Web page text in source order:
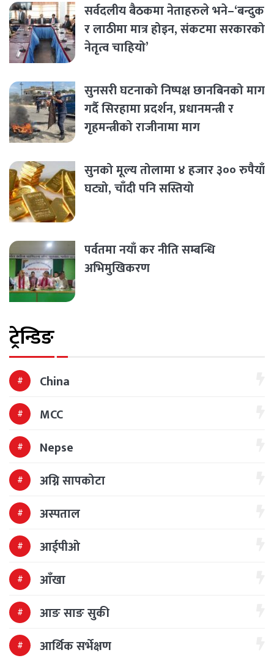
सर्वदलीय बैठकमा नेताहरुले भने–‘बन्दुक
र लाठीमा मात्र होइन, संकटमा सरकारको
नेतृत्व चाहियो’
सुनसरी घटनाको निष्पक्ष छानबिनको माग
गर्दै सिरहामा प्रदर्शन, प्रधानमन्त्री र
गृहमन्त्रीको राजीनामा माग
सुनको मूल्य तोलामा ४ हजार ३०० रुपैयाँ
घट्यो, चाँदी पनि सस्तियो
पर्वतमा नयाँ कर नीति सम्बन्धि
अभिमुखिकरण
ट्रेन्डिङ
China
MCC
Nepse
अग्नि सापकोटा
अस्पताल
आईपीओ
आँखा
आङ साङ सुकी
आर्थिक सर्भेक्षण